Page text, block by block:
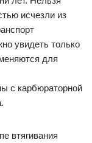
исчезли из
увидеть только
для
с карбюраторной
втягивания